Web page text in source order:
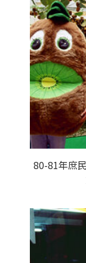
80-81年庶